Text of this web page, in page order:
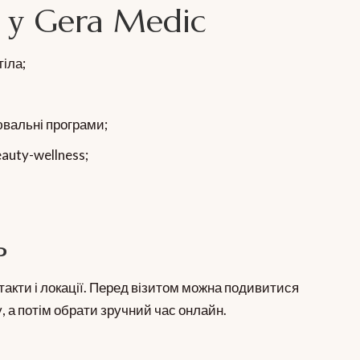
Gera Medic
програми;
wellness;
і локації. Перед візитом можна подивитися
а потім обрати зручний час онлайн.